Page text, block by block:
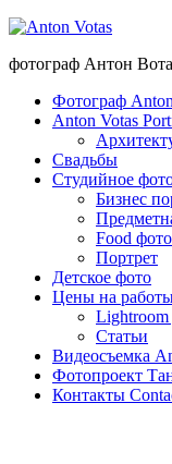
фотограф Антон
Фотограф
Anton Votas
Свадьбы
Студийное
Бизнес
Food
Портрет
Детское фото
Цены на
Lightroom
Статьи
Видеосъемка
Фотопроект
Контакты